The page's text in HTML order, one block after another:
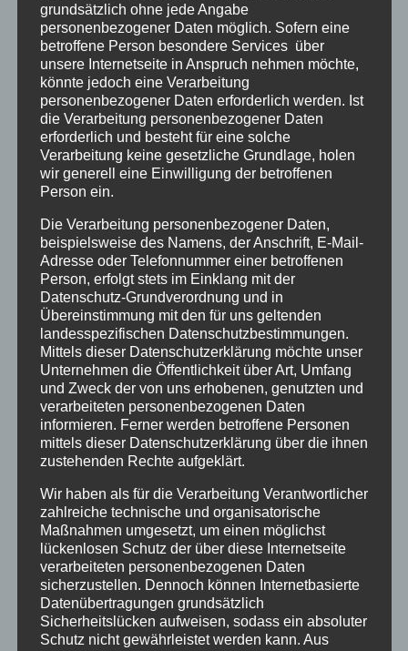
Nachlese des ersten Fachkongresses
(2019) zum Thema: „Das Elend der
Verschickungskinder“ in Westerland auf
Sylt
Sylter Erklärung der
Verschickungskinder –
2019
Erklärung auf dem Sylter Kongress der
Verschickungskinder 2019 über ihre
Wünsche Politiker und ehemalige
grundsätzlich ohne jede Angabe
personenbezogener Daten möglich. Sofern eine
betroffene Person besondere Services über
unsere Internetseite in Anspruch nehmen möchte,
könnte jedoch eine Verarbeitung
personenbezogener Daten erforderlich werden. Ist
die Verarbeitung personenbezogener Daten
erforderlich und besteht für eine solche
Verarbeitung keine gesetzliche Grundlage, holen
wir generell eine Einwilligung der betroffenen
Person ein.
Die Verarbeitung personenbezogener Daten,
beispielsweise des Namens, der Anschrift, E-Mail-
Adresse oder Telefonnummer einer betroffenen
Person, erfolgt stets im Einklang mit der
Datenschutz-Grundverordnung und in
Übereinstimmung mit den für uns geltenden
landesspezifischen Datenschutzbestimmungen.
Mittels dieser Datenschutzerklärung möchte unser
Unternehmen die Öffentlichkeit über Art, Umfang
und Zweck der von uns erhobenen, genutzten und
verarbeiteten personenbezogenen Daten
informieren. Ferner werden betroffene Personen
mittels dieser Datenschutzerklärung über die ihnen
zustehenden Rechte aufgeklärt.
Wir haben als für die Verarbeitung Verantwortlicher
zahlreiche technische und organisatorische
Maßnahmen umgesetzt, um einen möglichst
lückenlosen Schutz der über diese Internetseite
verarbeiteten personenbezogenen Daten
sicherzustellen. Dennoch können Internetbasierte
Datenübertragungen grundsätzlich
Sicherheitslücken aufweisen, sodass ein absoluter
Schutz nicht gewährleistet werden kann. Aus